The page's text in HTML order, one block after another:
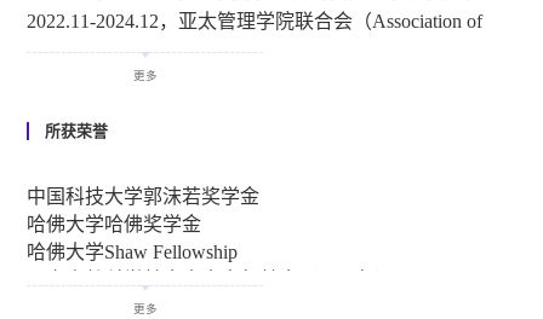
学术期刊上发表的文章
Journal, October 2024.
Boosting Pension Enrollment and Household Consumption by
Example: A Field Experiment on Information Provision. (with
Wei Chi, Tracy Xiao Liu, Chao Tang and Jian Xu),Journal of
2022.11-2024.12，亚太管理学院联合会（Association of
Asia-Pacific Business Schools AAPBS）主席。
2019.10-，中国财政学会第十届理事会副会长暨理事会学
2016.5-，中国劳动经济学会副会长。
2015.4-2019.10，中国财政学会第九届常务理事暨理事会
学术委员会委员。
2014.6-2021.7，国际经济学会（International Economic
Association）执行委员会成员。
2003.9-2004.8，中国留美经济学会学术出版委员会成员。
更多
所获荣誉
中国科技大学郭沫若奖学金
哈佛大学哈佛奖学金
哈佛大学Shaw Fellowship
“新世纪百千万人才工程”国家级人选（2007年）
更多